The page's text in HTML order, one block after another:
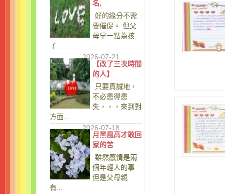
名,
好的緣分不需
要催促。 但父
母早一點為孩
子...
2026-07-21
【改了三次時間
的人】
只要真誠地，
不必患得患
失，，，來到對
方面...
2026-07-18
月黑風高才敢回
家的苦
雖然感情是兩
個年輕人的事
但是父母親
有...